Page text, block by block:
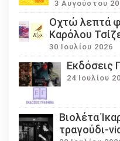
3 Αυγούστου
Οχτώ λεπτά
Καρόλου
30 Ιουλίου 2026
Εκδόσεις
24 Ιουλίου
Βιολέτα
τραγούδι-